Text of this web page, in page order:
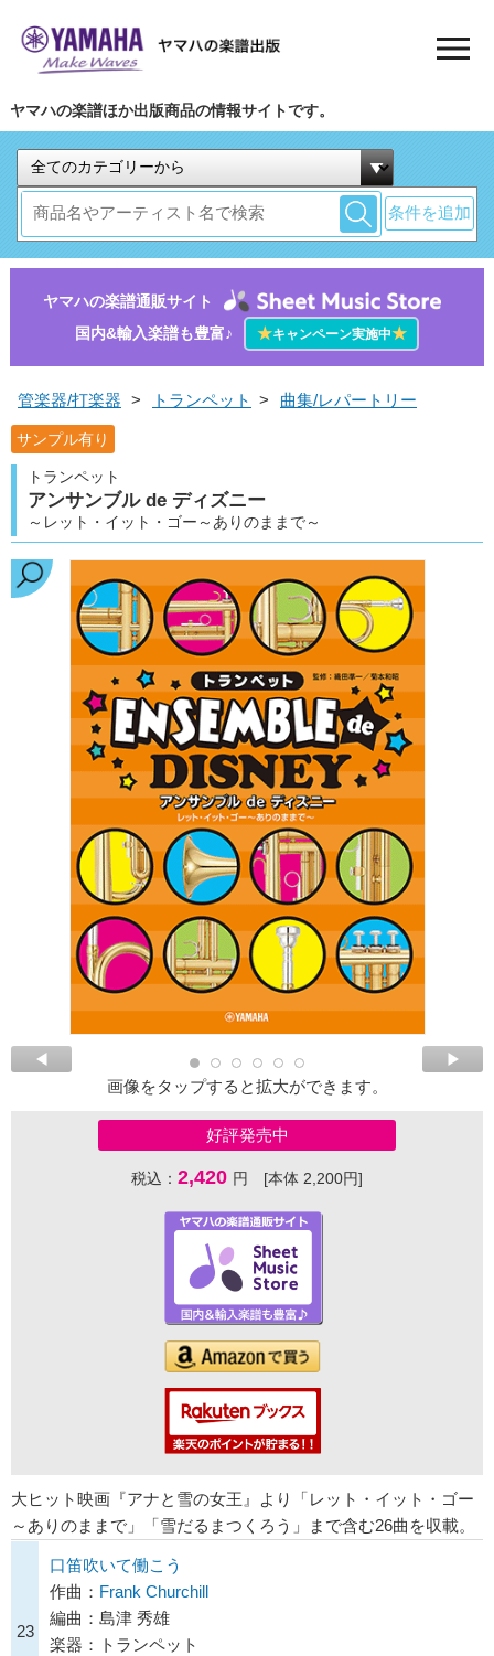
ヤマハの楽譜ほか出版商品の情報サイトです。
条件を追加
ヤマハの楽譜通販サイト
国内&輸入楽譜も豊富♪
★キャンペーン実施中★
管楽器/打楽器 > トランペット > 曲集/レパートリー
サンプル有り
トランペット
アンサンブル de ディズニー
～レット・イット・ゴー～ありのままで～
画像をタップすると拡大ができます。
好評発売中
税込： 2,420 円 [本体 2,200円]
大ヒット映画『アナと雪の女王』より「レット・イット・ゴー
～ありのままで」「雪だるまつくろう」まで含む26曲を収載。
23
口笛吹いて働こう
作曲： Frank Churchill
編曲：島津 秀雄
楽器：トランペット